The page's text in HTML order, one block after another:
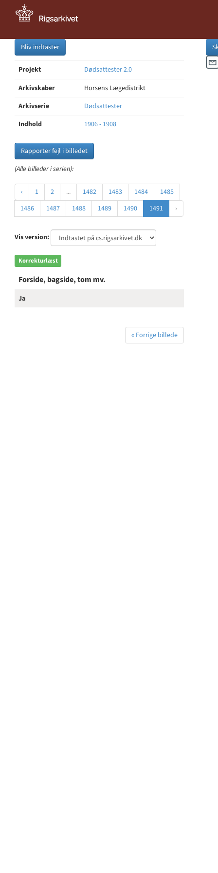
Bliv indtaster
Projekt
Dødsattester 2.0
Arkivskaber
Horsens Lægedistrikt
Arkivserie
Dødsattester
Indhold
1906 - 1908
Rapporter fejl i billedet
(Alle billeder i serien):
‹ 1 2 ... 1482 1483 1484
1485
1486
1487 1488 1489 1490 1491 ›
Vis version:
Korrekturlæst
Forside, bagside, tom mv.
Ja
« Forrige billede